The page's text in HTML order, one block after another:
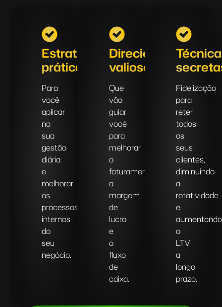
Estratégias
práticas:
Para
você
aplicar
na
sua
gestão
diária
e
melhorar
os
processos
internos
do
seu
negócio.
Direcionamentos
valiosos:
Que
vão
guiar
você
para
melhorar
o
faturamento,
a
margem
de
lucro
e
o
fluxo
de
caixa.
Fidelização
para
reter
todos
os
seus
clientes,
diminuindo
a
rotatividade
e
aumentando
o
LTV
a
longo
prazo.